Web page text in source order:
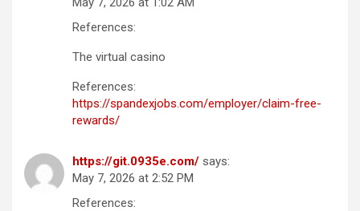
References:
The virtual casino
References:
https://spandexjobs.com/employer/claim-free-
rewards/
https://git.0935e.com/ says:
May 7, 2026 at 2:52 PM
References: